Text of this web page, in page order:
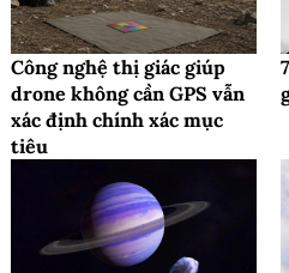
Công nghệ thị giác giúp
drone không cần GPS vẫn
xác định chính xác mục
tiêu